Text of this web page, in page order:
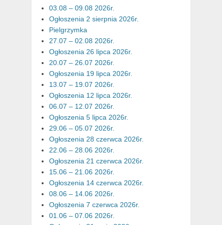
03.08 – 09.08 2026r.
Ogłoszenia 2 sierpnia 2026r.
Pielgrzymka
27.07 – 02.08 2026r.
Ogłoszenia 26 lipca 2026r.
20.07 – 26.07 2026r.
Ogłoszenia 19 lipca 2026r.
13.07 – 19.07 2026r.
Ogłoszenia 12 lipca 2026r.
06.07 – 12.07 2026r.
Ogłoszenia 5 lipca 2026r.
29.06 – 05.07 2026r.
Ogłoszenia 28 czerwca 2026r.
22.06 – 28.06 2026r.
Ogłoszenia 21 czerwca 2026r.
15.06 – 21.06 2026r.
Ogłoszenia 14 czerwca 2026r.
08.06 – 14.06 2026r.
Ogłoszenia 7 czerwca 2026r.
01.06 – 07.06 2026r.